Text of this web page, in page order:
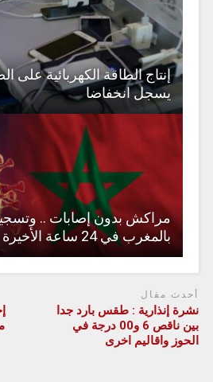
إنتاج الطاقة الكهربائية على
يسجل انخفاضا
بالمغرب في 24 ساعة الأخيرة
أحدث مقال
نشرة إنذارية : طقس بارد جدا
بين ناقص 6 و00 درجة في
الحوز واقاليم اخرى